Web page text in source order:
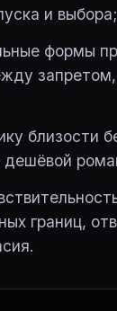
и выбора;
формы
близости
границ,